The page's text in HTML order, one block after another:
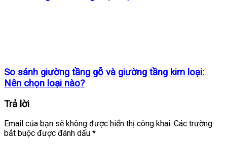
So sánh giường tầng gỗ và giường tầng kim loại:
Nên chọn loại nào?
Trả lời
Email của bạn sẽ không được hiển thị công khai. Các trường
bắt buộc được đánh dấu *